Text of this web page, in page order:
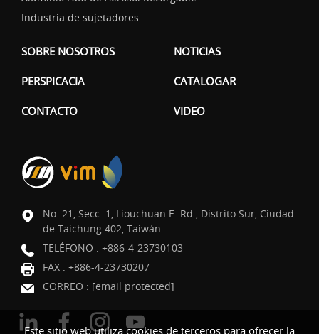
Este sitio web utiliza cookies de terceros para ofrecer la
Industria de sujetadores
SOBRE NOSOTROS NOTICIAS
PERSPICACIA CATALOGAR
CONTACTO VIDEO
No. 21, Secc. 1, Liouchuan E. Rd., Distrito Sur, Ciudad
de Taichung 402, Taiwán
TELÉFONO : +886-4-23730103
FAX : +886-4-23730207
CORREO : [email protected]